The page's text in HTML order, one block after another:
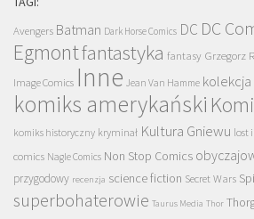
Avengers Batman Dark Horse Comics DC DC
Egmontfantastyka fantasy Grzegorz
Image Comics Inne Jean Van Hamme
komiks amerykański
komiks historyczny kryminał Kultura Gniewu lost
comics Nagle Comics Non Stop Comics
przygodowy recenzja science fiction Secret Wars
superbohaterowie Taurus Media Thor